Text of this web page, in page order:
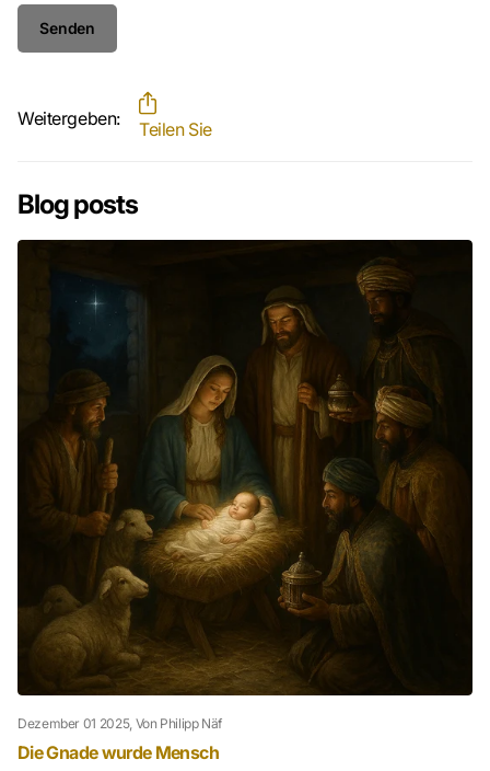
Senden
Weitergeben: Teilen Sie
Blog posts
Dezember 01 2025, Von Philipp Näf
Die Gnade wurde Mensch